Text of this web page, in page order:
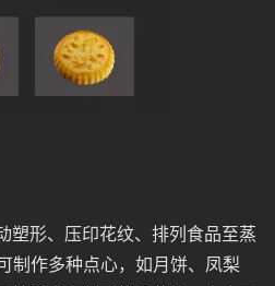
塑形、压印花纹、排列食品至蒸
制作多种点心，如月饼、凤梨